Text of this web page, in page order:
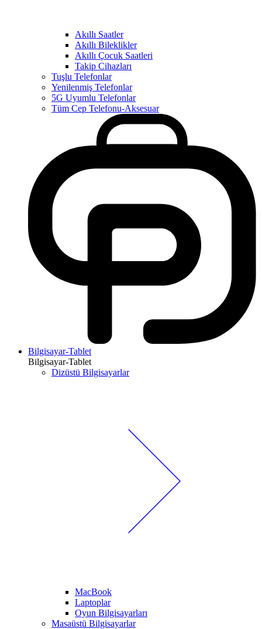
Akıllı Saatler
Akıllı Bileklikler
Akıllı Çocuk Saatleri
Takip Cihazları
Tuşlu Telefonlar
Yenilenmiş Telefonlar
5G Uyumlu Telefonlar
Tüm Cep Telefonu-Aksesuar
Bilgisayar-Tablet
Bilgisayar-Tablet
Dizüstü Bilgisayarlar
MacBook
Laptoplar
Oyun Bilgisayarları
Masaüstü Bilgisayarlar